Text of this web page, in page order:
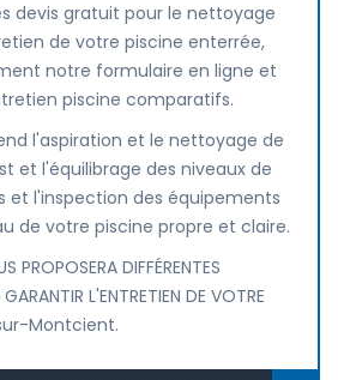
devis gratuit pour le nettoyage
de votre piscine enterrée,
notre formulaire en ligne et
piscine comparatifs.
l'aspiration et le nettoyage de
et l'équilibrage des niveaux de
et l'inspection des équipements
de votre piscine propre et claire.
PROPOSERA DIFFÉRENTES
L'ENTRETIEN DE VOTRE
Montcient.